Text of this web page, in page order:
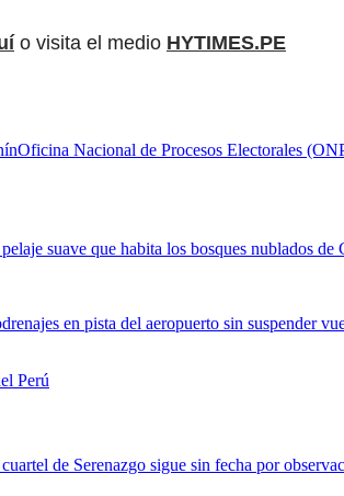
o visita el medio HYTIMES.PE
Oficina Nacional de Procesos Electorales
suave que habita los bosques nublados de
en pista del aeropuerto sin suspender
Perú